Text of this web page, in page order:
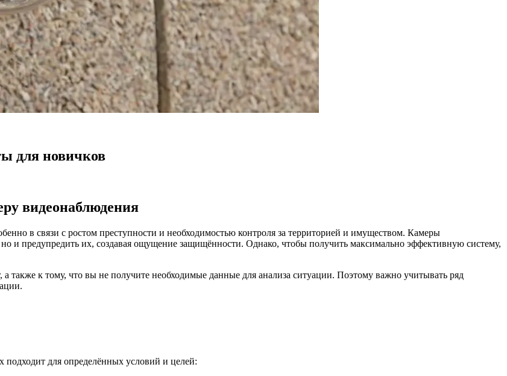
для новичков
видеонаблюдения
в связи с ростом преступности и необходимостью контроля за территорией и имуществом. Камеры
и предупредить их, создавая ощущение защищённости. Однако, чтобы получить максимально эффективную систему,
также к тому, что вы не получите необходимые данные для анализа ситуации. Поэтому важно учитывать ряд
для определённых условий и целей: